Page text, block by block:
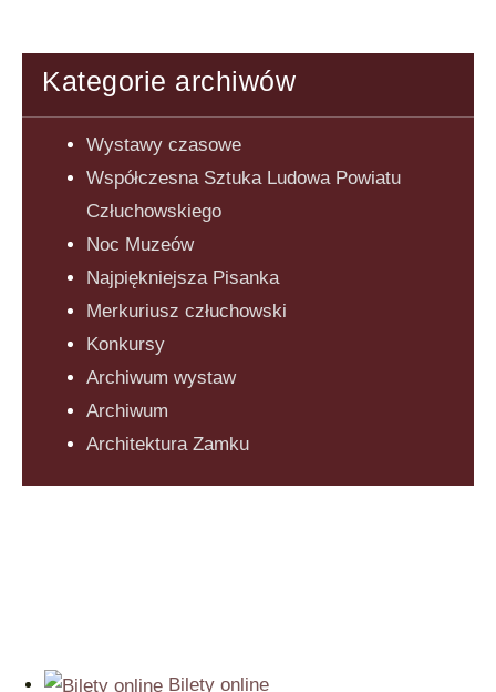
Kategorie archiwów
Wystawy czasowe
Współczesna Sztuka Ludowa Powiatu
Człuchowskiego
Noc Muzeów
Najpiękniejsza Pisanka
Merkuriusz człuchowski
Konkursy
Archiwum wystaw
Archiwum
Architektura Zamku
Bilety online